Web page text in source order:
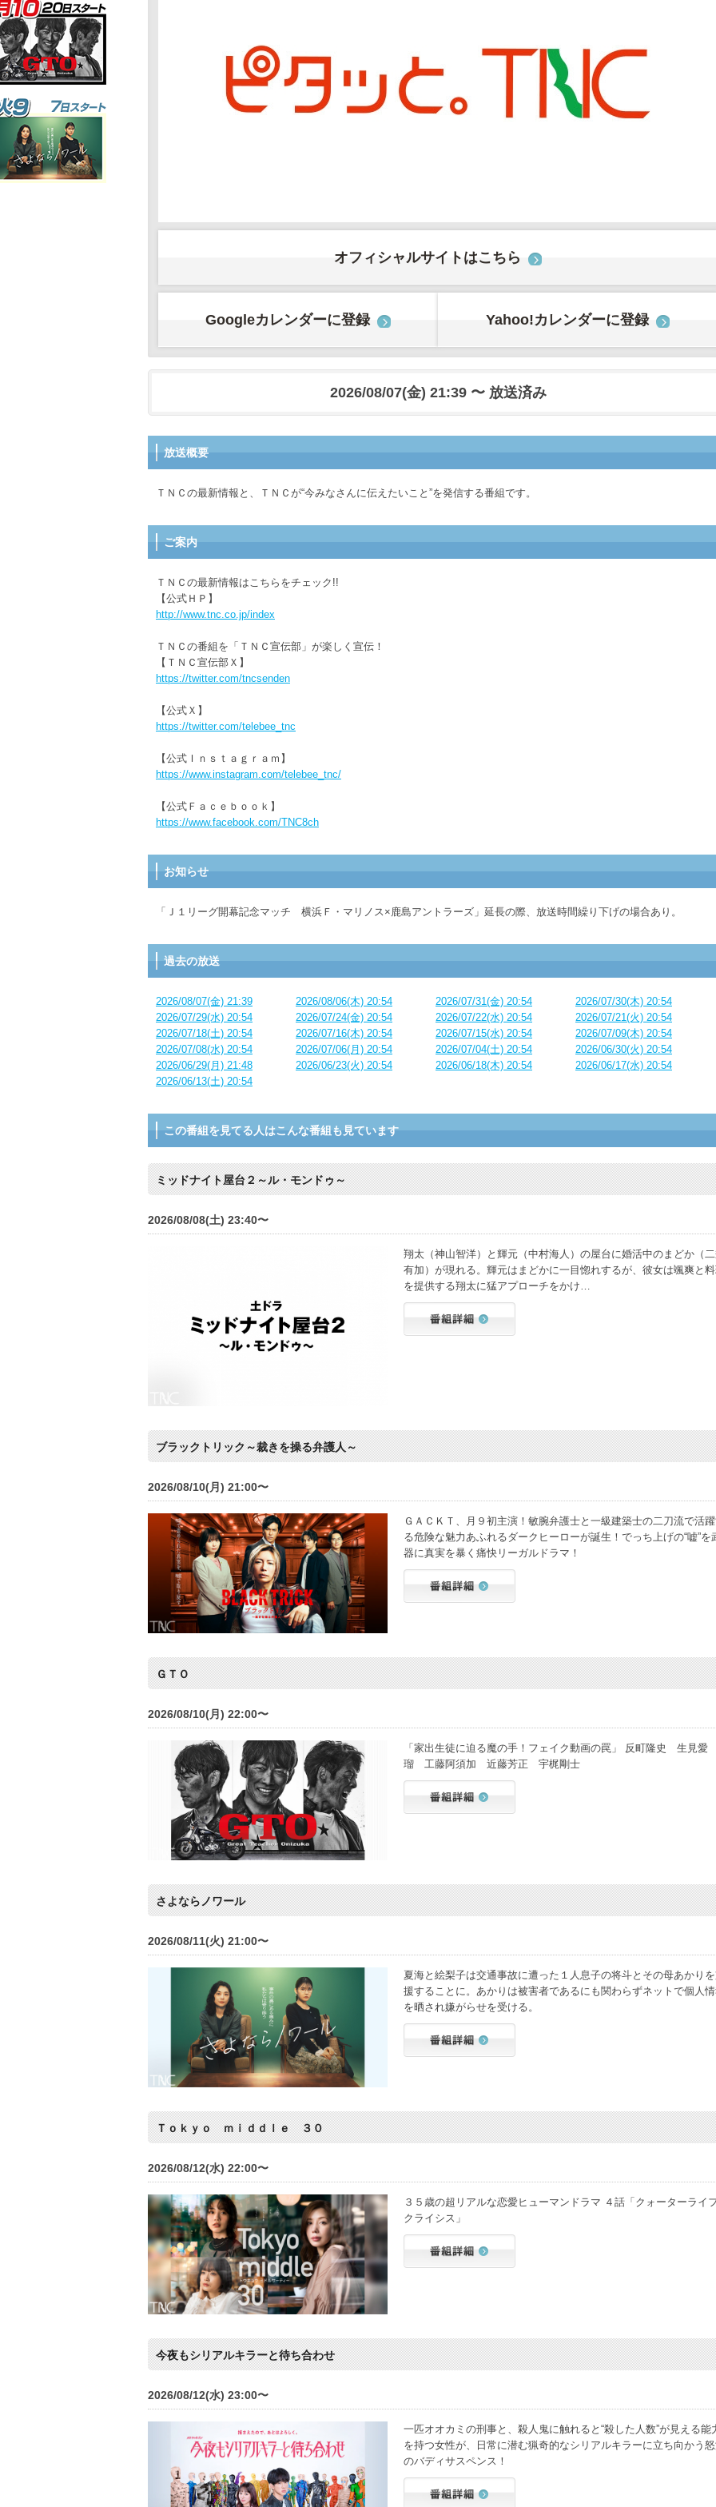
オフィシャルサイトはこちら
Googleカレンダーに登録 Yahoo!カレンダーに登録
2026/08/07(金) 21:39 〜 放送済み
放送概要
ＴＮＣの最新情報と、ＴＮＣが“今みなさんに伝えたいこと”を発信する番組です。
ご案内
ＴＮＣの最新情報はこちらをチェック!!
【公式ＨＰ】
http://www.tnc.co.jp/index
ＴＮＣの番組を「ＴＮＣ宣伝部」が楽しく宣伝！
【ＴＮＣ宣伝部Ｘ】
https://twitter.com/tncsenden
【公式Ｘ】
https://twitter.com/telebee_tnc
【公式Ｉｎｓｔａｇｒａｍ】
https://www.instagram.com/telebee_tnc/
【公式Ｆａｃｅｂｏｏｋ】
https://www.facebook.com/TNC8ch
お知らせ
「Ｊ１リーグ開幕記念マッチ 横浜Ｆ・マリノス×鹿島アントラーズ」延長の際、放送時間繰り下げの場合あり。
過去の放送
2026/08/07(金) 21:39 2026/08/06(木) 20:54 2026/07/31(金) 20:54
2026/07/30(木) 20:54
2026/07/29(水) 20:54
2026/07/24(金) 20:54 2026/07/22(水) 20:54
2026/07/21(火) 20:54
2026/07/18(土) 20:54
2026/07/16(木) 20:54 2026/07/15(水) 20:54
2026/07/09(木) 20:54
2026/07/08(水) 20:54
2026/07/06(月) 20:54 2026/07/04(土) 20:54
2026/06/30(火) 20:54
2026/06/29(月) 21:48
2026/06/23(火) 20:54 2026/06/18(木) 20:54
2026/06/17(水) 20:54
2026/06/13(土) 20:54
この番組を見てる人はこんな番組も見ています
ミッドナイト屋台２～ル・モンドゥ～
2026/08/08(土) 23:40〜
翔太（神山智洋）と輝元（中村海人）の屋台に婚活中のまどか（
有加）が現れる。輝元はまどかに一目惚れするが、彼女は颯爽と
を提供する翔太に猛アプローチをかけ…
ブラックトリック～裁きを操る弁護人～
2026/08/10(月) 21:00〜
ＧＡＣＫＴ、月９初主演！敏腕弁護士と一級建築士の二刀流で活
る危険な魅力あふれるダークヒーローが誕生！でっち上げの“嘘”を
器に真実を暴く痛快リーガルドラマ！
ＧＴＯ
2026/08/10(月) 22:00〜
「家出生徒に迫る魔の手！フェイク動画の罠」 反町隆史 生見愛
瑠 工藤阿須加 近藤芳正 宇梶剛士
さよならノワール
2026/08/11(火) 21:00〜
夏海と絵梨子は交通事故に遭った１人息子の将斗とその母あかり
援することに。あかりは被害者であるにも関わらずネットで個人
を晒され嫌がらせを受ける。
Ｔｏｋｙｏ ｍｉｄｄｌｅ ３０
2026/08/12(水) 22:00〜
３５歳の超リアルな恋愛ヒューマンドラマ ４話「クォーターライ
クライシス」
今夜もシリアルキラーと待ち合わせ
2026/08/12(水) 23:00〜
一匹オオカミの刑事と、殺人鬼に触れると“殺した人数”が見える能
を持つ女性が、日常に潜む猟奇的なシリアルキラーに立ち向かう
のバディサスペンス！